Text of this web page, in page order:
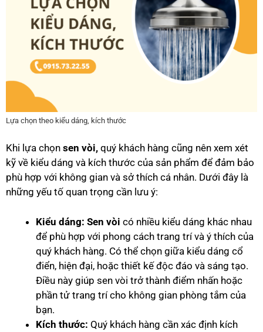
Lựa chọn theo kiểu dáng, kích thước
Khi lựa chọn sen vòi, quý khách hàng cũng nên xem xét
kỹ về kiểu dáng và kích thước của sản phẩm để đảm bảo
phù hợp với không gian và sở thích cá nhân. Dưới đây là
những yếu tố quan trọng cần lưu ý:
Kiểu dáng: Sen vòi có nhiều kiểu dáng khác nhau
để phù hợp với phong cách trang trí và ý thích của
quý khách hàng. Có thể chọn giữa kiểu dáng cổ
điển, hiện đại, hoặc thiết kế độc đáo và sáng tạo.
Điều này giúp sen vòi trở thành điểm nhấn hoặc
phần tử trang trí cho không gian phòng tắm của
bạn.
Kích thước: Quý khách hàng cần xác định kích